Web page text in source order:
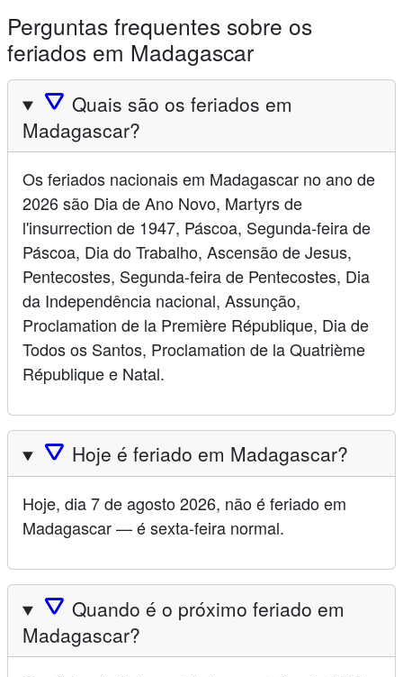
Perguntas frequentes sobre os
feriados em Madagascar
🛆 Quais são os feriados em
Madagascar?
Os feriados nacionais em Madagascar no ano de
2026 são Dia de Ano Novo, Martyrs de
l'insurrection de 1947, Páscoa, Segunda-feira de
Páscoa, Dia do Trabalho, Ascensão de Jesus,
Pentecostes, Segunda-feira de Pentecostes, Dia
da Independência nacional, Assunção,
Proclamation de la Première République, Dia de
Todos os Santos, Proclamation de la Quatrième
République e Natal.
🛆 Hoje é feriado em Madagascar?
Hoje, dia 7 de agosto 2026, não é feriado em
Madagascar — é sexta-feira normal.
🛆 Quando é o próximo feriado em
Madagascar?